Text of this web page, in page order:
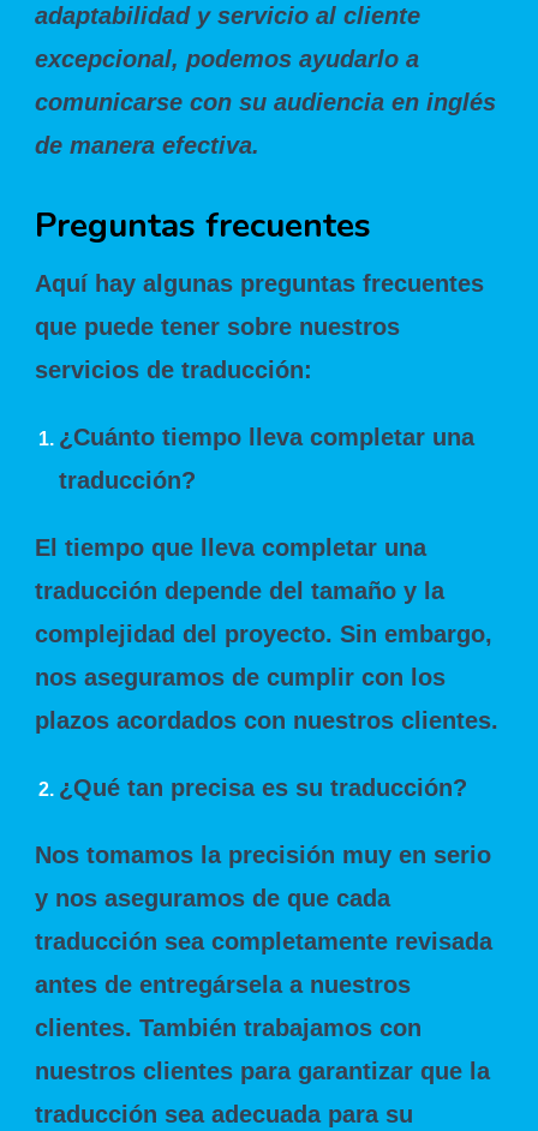
adaptabilidad y servicio al cliente
excepcional, podemos ayudarlo a
comunicarse con su audiencia en inglés
de manera efectiva.
Preguntas frecuentes
Aquí hay algunas preguntas frecuentes
que puede tener sobre nuestros
servicios de traducción:
¿Cuánto tiempo lleva completar una
traducción?
El tiempo que lleva completar una
traducción depende del tamaño y la
complejidad del proyecto. Sin embargo,
nos aseguramos de cumplir con los
plazos acordados con nuestros clientes.
¿Qué tan precisa es su traducción?
Nos tomamos la precisión muy en serio
y nos aseguramos de que cada
traducción sea completamente revisada
antes de entregársela a nuestros
clientes. También trabajamos con
nuestros clientes para garantizar que la
traducción sea adecuada para su